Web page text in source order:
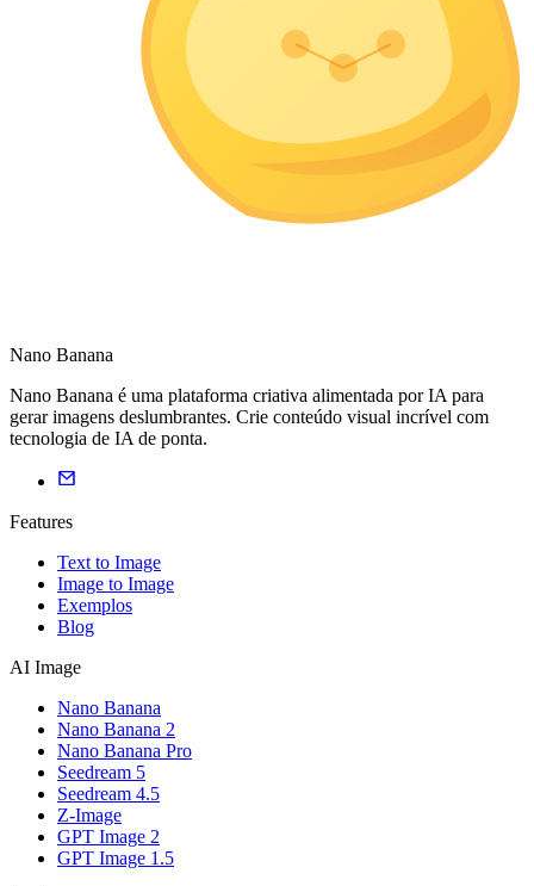
Nano Banana
Nano Banana é uma plataforma criativa alimentada por IA para
gerar imagens deslumbrantes. Crie conteúdo visual incrível com
tecnologia de IA de ponta.
Features
Text to Image
Image to Image
Exemplos
Blog
AI Image
Nano Banana
Nano Banana 2
Nano Banana Pro
Seedream 5
Seedream 4.5
Z-Image
GPT Image 2
GPT Image 1.5